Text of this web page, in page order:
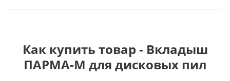
Как купить товар - Вкладыш
ПАРМА-М для дисковых пил